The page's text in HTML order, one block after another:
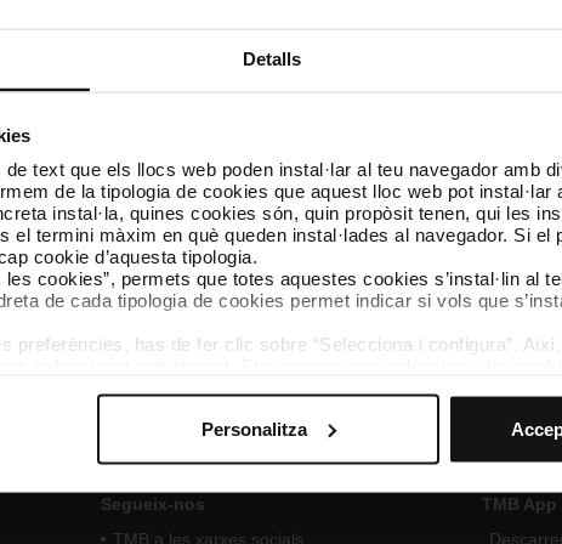
Detalls
text que els llocs web poden instal·lar al teu navegador amb
de la tipologia de cookies que aquest lloc web pot instal·lar
instal·la, quines cookies són, quin propòsit tenen, qui les
el termini màxim en què queden instal·lades al navegador. Si el
cookie d’aquesta tipologia.
les cookies”, permets que totes aquestes cookies s’instal·lin al
de cada tipologia de cookies permet indicar si vols que
preferències, has de fer clic sobre “Selecciona i configura”. Així,
pots consultar la nostraPolítica de cookies
Personalitza
participants admeses i excloses 10058 Resp. Oficina
10058 Resp. Oficina Ciberseguretat TMB [PDF: 275 KB]
Segueix-nos
TMB a les xarxes socials
TMB App